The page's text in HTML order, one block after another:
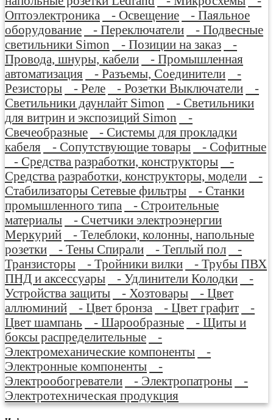
Оптоэлектроника
- Освещение
- Паяльное
оборудование
- Переключатели
- Подвесные
светильники Simon
- Позиции на заказ
-
Провода, шнуры, кабели
- Промышленная
автоматизация
- Разъемы, Соединители
-
Резисторы
- Реле - Розетки Выключатели
-
Светильники даунлайт Simon
- Светильники
для витрин и экспозиций Simon
-
Свечеобразные
- Системы для прокладки
кабеля
- Сопутствующие товары
- Софитные
- Средства разработки, конструкторы
-
Средства разработки, конструкторы, модели
-
Стабилизаторы Сетевые фильтры
- Станки
промышленного типа
- Строительные
материалы
- Счетчики электроэнергии
Меркурий
- Телеблоки, колонны, напольные
розетки
- Тены Спирали - Теплый пол
-
Транзисторы
- Тройники вилки
- Трубы ПВХ
ПНД и аксессуары
- Удлинители Колодки
-
Устройства защиты
- Хозтовары
- Цвет
аллюминий
- Цвет бронза - Цвет графит
-
Цвет шампань
- Шарообразные
- Щиты и
боксы распределительные
-
Электромеханические компоненты
-
Электронные компоненты
-
Электрообогреватели
- Электропатроны
-
Электротехническая продукция